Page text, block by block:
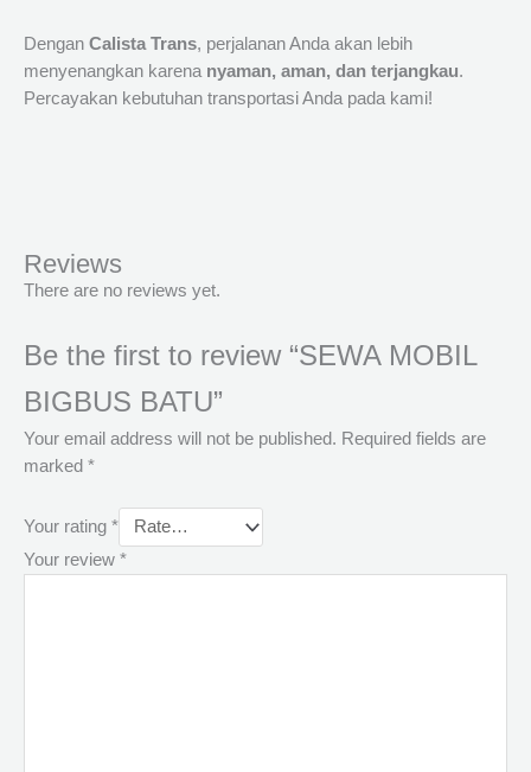
Dengan Calista Trans, perjalanan Anda akan lebih
menyenangkan karena nyaman, aman, dan terjangkau.
Percayakan kebutuhan transportasi Anda pada kami!
Reviews
There are no reviews yet.
Be the first to review “SEWA MOBIL
BIGBUS BATU”
Your email address will not be published. Required fields are
marked *
Your rating *
Your review *